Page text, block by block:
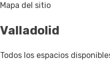
Mapa del sitio
Valladolid
Todos los espacios